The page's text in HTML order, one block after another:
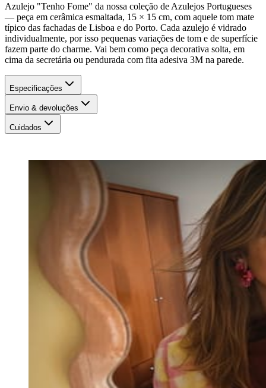
Azulejo "Tenho Fome" da nossa coleção de Azulejos Portugueses
— peça em cerâmica esmaltada, 15 × 15 cm, com aquele tom mate
típico das fachadas de Lisboa e do Porto. Cada azulejo é vidrado
individualmente, por isso pequenas variações de tom e de superfície
fazem parte do charme. Vai bem como peça decorativa solta, em
cima da secretária ou pendurada com fita adesiva 3M na parede.
Especificações
Envio & devoluções
Cuidados